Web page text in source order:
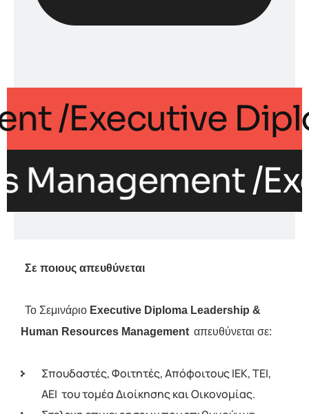
/Executive
/
Σε ποιους απευθύνεται
Το Σεμινάριο Executive Diploma Leadership &
Human Resources Management απευθύνεται σε:
Σπουδαστές, Φοιτητές, Απόφοιτους ΙΕΚ, ΤΕΙ,
ΑΕΙ του τομέα Διοίκησης και Οικονομίας.